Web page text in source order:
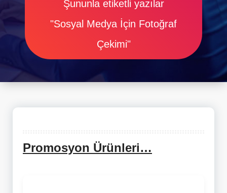
Şununla etiketli yazılar
"Sosyal Medya İçin Fotoğraf
Çekimi"
Promosyon Ürünleri…